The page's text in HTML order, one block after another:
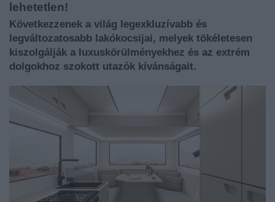
lehetetlen!
Következzenek a világ legexkluzívabb és
legváltozatosabb lakókocsijai, melyek tökéletesen
kiszolgálják a luxuskörülményekhez és az extrém
dolgokhoz szokott utazók kívánságait.